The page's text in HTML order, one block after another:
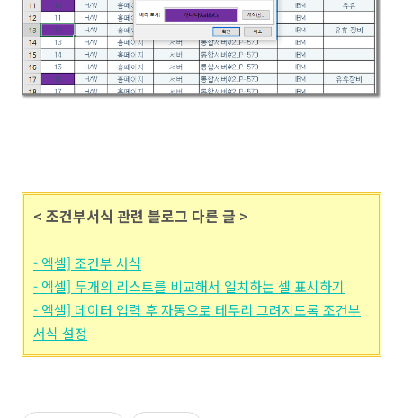
< 조건부서식 관련 블로그 다른 글 >
- 엑셀] 조건부 서식
- 엑셀] 두개의 리스트를 비교해서 일치하는 셀 표시하기
- 엑셀] 데이터 입력 후 자동으로 테두리 그려지도록 조건부
서식 설정